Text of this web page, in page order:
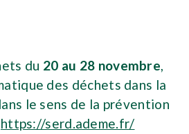
du 20 au 28 novembre,
des déchets dans la
le sens de la prévention
https://serd.ademe.fr/